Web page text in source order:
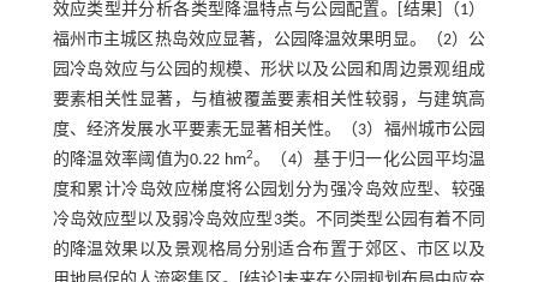
效应类型并分析各类型降温特点与公园配置。[结果]（1）
福州市主城区热岛效应显著，公园降温效果明显。（2）公
园冷岛效应与公园的规模、形状以及公园和周边景观组成
要素相关性显著，与植被覆盖要素相关性较弱，与建筑高
度、经济发展水平要素无显著相关性。（3）福州城市公园
的降温效率阈值为0.22 hm2。（4）基于归一化公园平均温
度和累计冷岛效应梯度将公园划分为强冷岛效应型、较强
冷岛效应型以及弱冷岛效应型3类。不同类型公园有着不同
的降温效果以及景观格局分别适合布置于郊区、市区以及